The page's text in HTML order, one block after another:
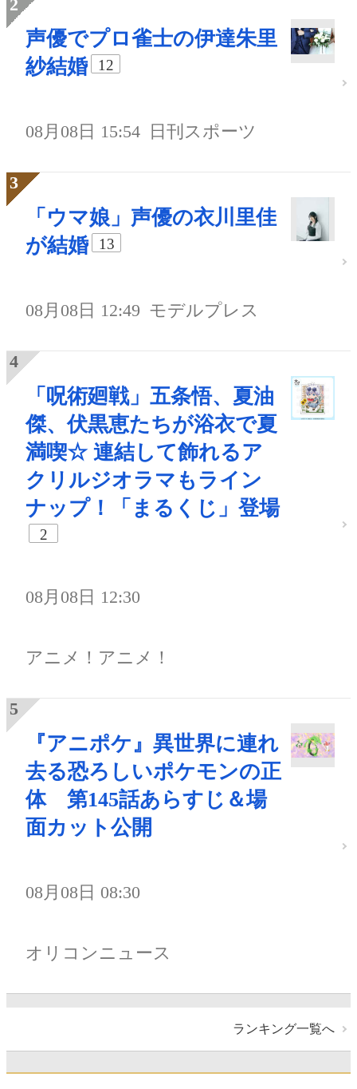
声優でプロ雀士の伊達朱里
紗結婚
12
08月08日 15:54 日刊スポーツ
「ウマ娘」声優の衣川里佳
が結婚
13
08月08日 12:49 モデルプレス
「呪術廻戦」五条悟、夏油
傑、伏黒恵たちが浴衣で夏
満喫☆ 連結して飾れるア
クリルジオラマもライン
ナップ！「まるくじ」登場
2
08月08日 12:30
アニメ！アニメ！
『アニポケ』異世界に連れ
去る恐ろしいポケモンの正
体 第145話あらすじ＆場
面カット公開
08月08日 08:30
オリコンニュース
ランキング一覧へ